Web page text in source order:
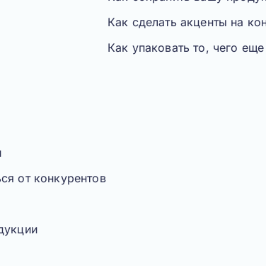
Как сделать акценты на
Как упаковать то, чего
от конкурентов